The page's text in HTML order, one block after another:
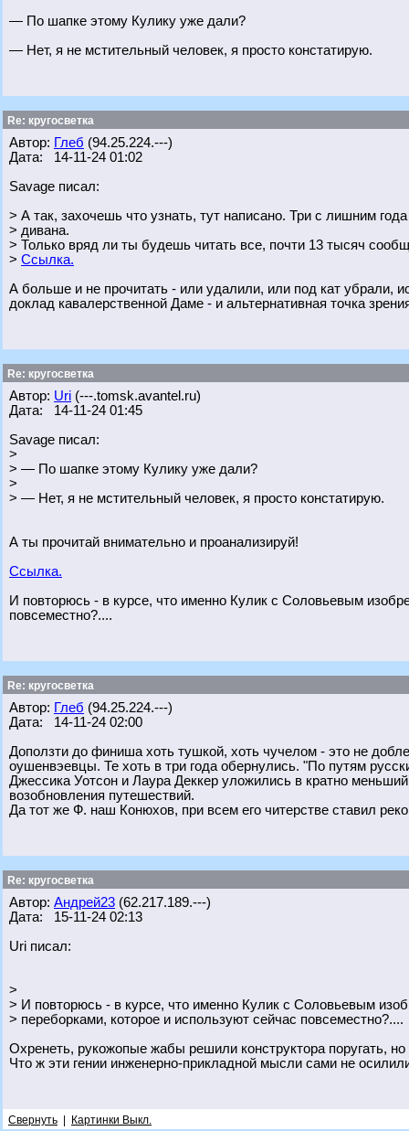
— По шапке этому Кулику уже дали?
— Нет, я не мстительный человек, я просто констатирую.
Re: кругосветка
Автор: Глеб (94.25.224.---)
Дата: 14-11-24 01:02
Savage писал:
> А так, захочешь что узнать, тут написано. Три с лишним
> дивана.
> Только вряд ли ты будешь читать все, почти 13 тысяч
> Ссылка.
А больше и не прочитать - или удалили, или под кат убрали,
доклад кавалерственной Даме - и альтернативная точка
Re: кругосветка
Автор: Uri (---.tomsk.avantel.ru)
Дата: 14-11-24 01:45
Savage писал:
>
> — По шапке этому Кулику уже дали?
>
> — Нет, я не мстительный человек, я просто констатирую.
А ты прочитай внимательно и проанализируй!
Ссылка.
И повторюсь - в курсе, что именно Кулик с Соловьевым
повсеместно?....
Re: кругосветка
Автор: Глеб (94.25.224.---)
Дата: 14-11-24 02:00
Доползти до финиша хоть тушкой, хоть чучелом - это не
оушенвэевцы. Те хоть в три года обернулись. "По путям
Джессика Уотсон и Лаура Деккер уложились в кратно
возобновления путешествий.
Да тот же Ф. наш Конюхов, при всем его читерстве ставил
Re: кругосветка
Автор: Андрей23 (62.217.189.---)
Дата: 15-11-24 02:13
Uri писал:
>
> И повторюсь - в курсе, что именно Кулик с Соловьевым
> переборками, которое и используют сейчас повсеместно?....
Охренеть, рукожопые жабы решили конструктора поругать, но
Что ж эти гении инженерно-прикладной мысли сами не
Свернуть Картинки Выкл.